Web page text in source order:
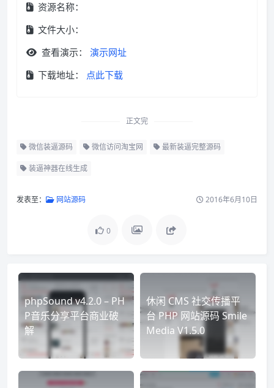
资源名称：
文件大小：
查看演示：
演示网址
下载地址：
点此下载
正文完
微信装逼源码 微信访问淘宝网 最新装逼完整源码
装逼神器在线生成
发表至： 网站源码 2016年6月10日
0
phpSound v4.2.0 – PH
P音乐分享平台商业破
解
休闲 CMS 社交传播平
台 PHP 网站源码 Smile
Media V1.5.0